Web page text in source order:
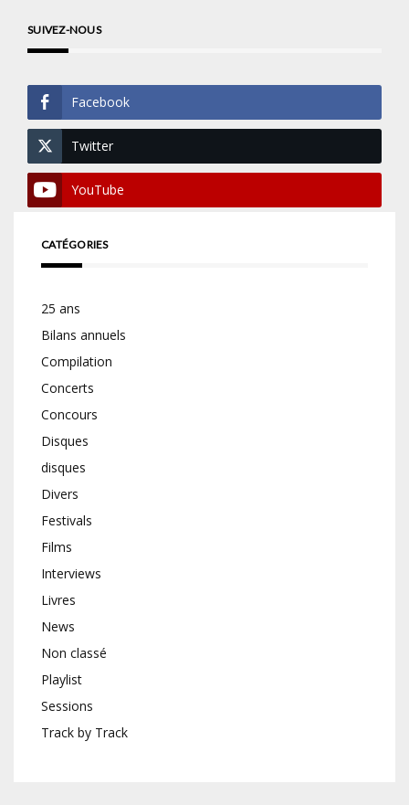
SUIVEZ-NOUS
Facebook
Twitter
YouTube
CATÉGORIES
25 ans
Bilans annuels
Compilation
Concerts
Concours
Disques
disques
Divers
Festivals
Films
Interviews
Livres
News
Non classé
Playlist
Sessions
Track by Track